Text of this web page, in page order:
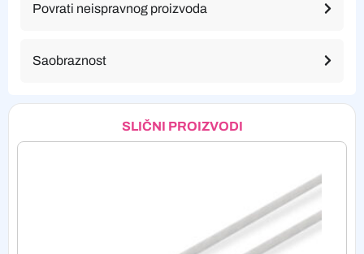
Povrati neispravnog proizvoda
Saobraznost
SLIČNI PROIZVODI